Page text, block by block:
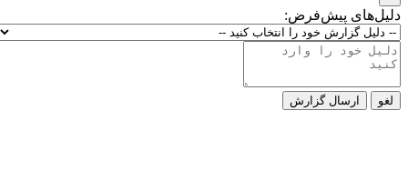
دلیل‌های پیش‌فرض:
لغو ارسال گزارش